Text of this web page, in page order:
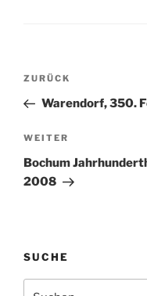
Vorheriger
Beitrag
ZURÜCK
Warendorf, 350.
Nächster
Beitrag
WEITER
Bochum
2008
SUCHE